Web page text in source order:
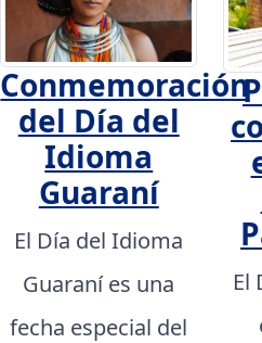
Conmemoración
del Día del
Idioma
Guaraní
El Día del Idioma
Guaraní es una
fecha especial del
El